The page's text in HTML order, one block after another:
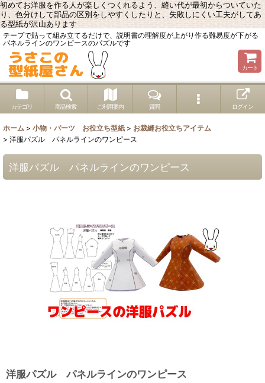
初めてお洋服を作る人が楽しくつくれるよう、縫い代が最初からついていた
り、色分けして部品の区別をしやすくしたりと、失敗しにくい工夫がしてあ
る型紙が沢山あります
テープで貼って組み立てるだけで、説明書の理解度が上がり作る難易度が下がる
パネルラインのワンピースのパズルです
カート
カテゴリ 商品検索 ご利用案内 質問 ログイン
ホーム > 小物・パーツ お役立ち型紙 > お裁縫お役立ちアイテム
> 洋服パズル パネルラインのワンピース
洋服パズル パネルラインのワンピース
洋服パズル パネルラインのワンピース